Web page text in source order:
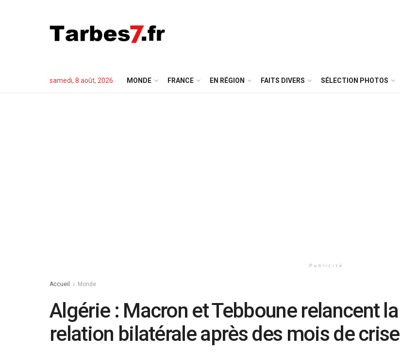
samedi, 8 août, 2026 MONDE FRANCE EN RÉGION FAITS DIVERS SÉLECTION PHOTOS
Publicité
Accueil Monde
Algérie : Macron et Tebboune relancent la
relation bilatérale après des mois de crise